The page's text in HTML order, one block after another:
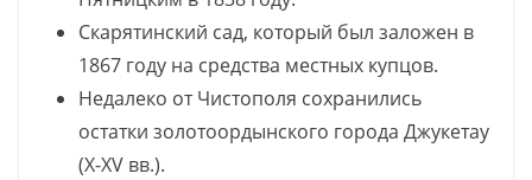
Скарятинский сад, который был заложен в
1867 году на средства местных купцов.
Недалеко от Чистополя сохранились
остатки золотоордынского города Джукетау
(X-XV вв.).